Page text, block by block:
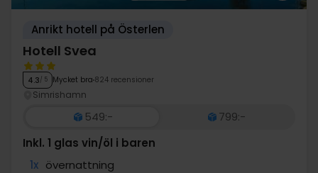
Anrikt hotell på Österlen
Hotell Svea
4.3/ 5 Mycket bra 824 recensioner
Simrishamn
549:-
799:-
Inkl. 1 glas vin/öl i baren
1x övernattning